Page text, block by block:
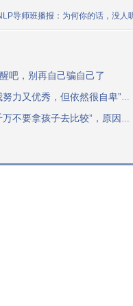
导师班播报：为何你的话，没人
吧，别再自己骗自己了
，但依然很自卑”：一个方法，提升你的自我价值
拿孩子去比较”，原因戳中无数父母的心